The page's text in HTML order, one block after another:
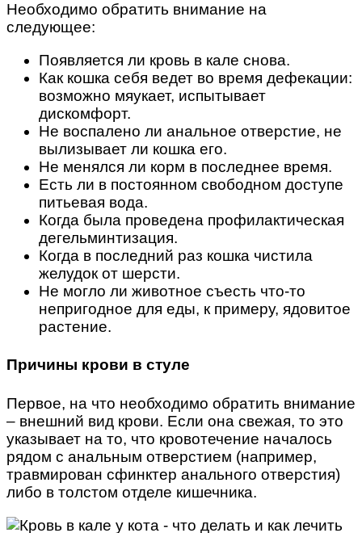
Необходимо обратить внимание на
следующее:
Появляется ли кровь в кале снова.
Как кошка себя ведет во время дефекации:
возможно мяукает, испытывает
дискомфорт.
Не воспалено ли анальное отверстие, не
вылизывает ли кошка его.
Не менялся ли корм в последнее время.
Есть ли в постоянном свободном доступе
питьевая вода.
Когда была проведена профилактическая
дегельминтизация.
Когда в последний раз кошка чистила
желудок от шерсти.
Не могло ли животное съесть что-то
непригодное для еды, к примеру, ядовитое
растение.
Причины крови в стуле
Первое, на что необходимо обратить внимание
– внешний вид крови. Если она свежая, то это
указывает на то, что кровотечение началось
рядом с анальным отверстием (например,
травмирован сфинктер анального отверстия)
либо в толстом отделе кишечника.